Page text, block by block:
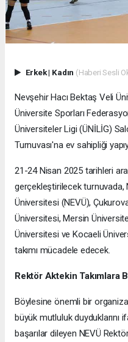
Erkek| Kadın (Haberi Sesli
Nevşehir Hacı Bektaş Veli
Üniversite Sporları
Üniversiteler Ligi (ÜNİLİG)
Turnuvası'na ev sahipliği
21-24 Nisan 2025 tarihleri
gerçekleştirilecek turnuvada,
Üniversitesi (NEVÜ),
Üniversitesi, Mersin
Üniversitesi ve Kocaeli
takımı mücadele edecek.
Rektör Aktekin Takımlara
Böylesine önemli bir
büyük mutluluk duyduklarını
başarılar dileyen NEVÜ